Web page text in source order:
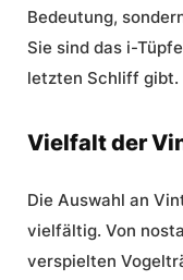
Bedeutung,
Sie sind das i-
letzten Schliff gibt.
Vielfalt der
Die Auswahl an
vielfältig. Von
verspielten